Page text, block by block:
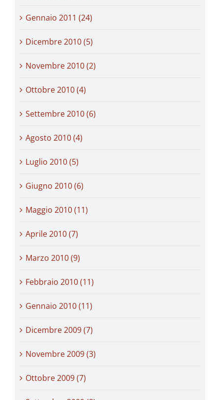
Gennaio 2011 (24)
Dicembre 2010 (5)
Novembre 2010 (2)
Ottobre 2010 (4)
Settembre 2010 (6)
Agosto 2010 (4)
Luglio 2010 (5)
Giugno 2010 (6)
Maggio 2010 (11)
Aprile 2010 (7)
Marzo 2010 (9)
Febbraio 2010 (11)
Gennaio 2010 (11)
Dicembre 2009 (7)
Novembre 2009 (3)
Ottobre 2009 (7)